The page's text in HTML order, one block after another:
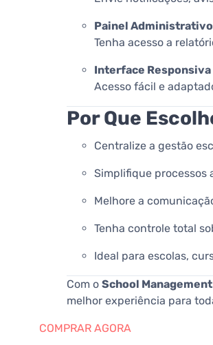
Painel
Tenha acesso a
Interface Responsiva
Acesso fácil e
Por Que
Centralize a gestão
Simplifique processos
Melhore a
Tenha controle total
Ideal para escolas,
Com o School
melhor experiência para
COMPRAR AGORA